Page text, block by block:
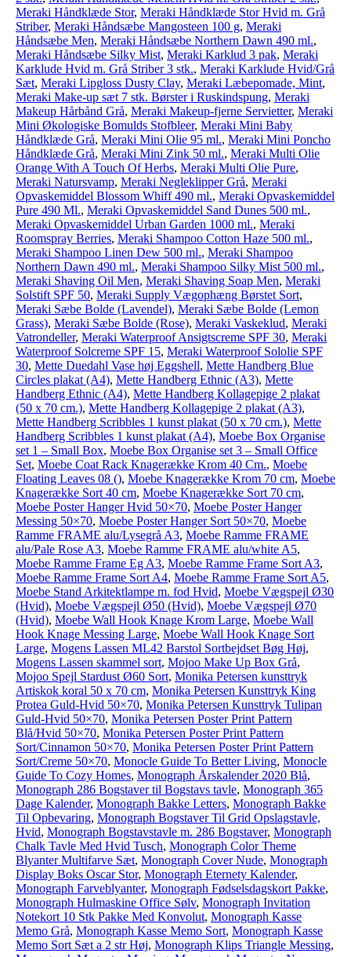
Meraki Håndklæde Stor, Meraki Håndklæde Stor Hvid m. Grå
Striber, Meraki Håndsæbe Mangosteen 100 g, Meraki
Håndsæbe Men, Meraki Håndsæbe Northern Dawn 490 ml.,
Meraki Håndsæbe Silky Mist, Meraki Karklud 3 pak, Meraki
Karklude Hvid m. Grå Striber 3 stk., Meraki Karklude Hvid/Grå
Sæt, Meraki Lipgloss Dusty Clay, Meraki Læbepomade, Mint,
Meraki Make-up sæt 7 stk. Børster i Ruskindspung, Meraki
Makeup Hårbånd Grå, Meraki Makeup-fjerne Servietter, Meraki
Mini Økologiske Bomulds Stofbleer, Meraki Mini Baby
Håndklæde Grå, Meraki Mini Olie 95 ml., Meraki Mini Poncho
Håndklæde Grå, Meraki Mini Zink 50 ml., Meraki Multi Olie
Orange With A Touch Of Herbs, Meraki Multi Olie Pure,
Meraki Natursvamp, Meraki Negleklipper Grå, Meraki
Opvaskemiddel Blossom Whiff 490 ml., Meraki Opvaskemiddel
Pure 490 Ml., Meraki Opvaskemiddel Sand Dunes 500 ml.,
Meraki Opvaskemiddel Urban Garden 1000 ml., Meraki
Roomspray Berries, Meraki Shampoo Cotton Haze 500 ml.,
Meraki Shampoo Linen Dew 500 ml., Meraki Shampoo
Northern Dawn 490 ml., Meraki Shampoo Silky Mist 500 ml.,
Meraki Shaving Oil Men, Meraki Shaving Soap Men, Meraki
Solstift SPF 50, Meraki Supply Vægophæng Børstet Sort,
Meraki Sæbe Bolde (Lavendel), Meraki Sæbe Bolde (Lemon
Grass), Meraki Sæbe Bolde (Rose), Meraki Vaskeklud, Meraki
Vatrondeller, Meraki Waterproof Ansigtscreme SPF 30, Meraki
Waterproof Solcreme SPF 15, Meraki Waterproof Sololie SPF
30, Mette Duedahl Vase høj Eggshell, Mette Handberg Blue
Circles plakat (A4), Mette Handberg Ethnic (A3), Mette
Handberg Ethnic (A4), Mette Handberg Kollagepige 2 plakat
(50 x 70 cm.), Mette Handberg Kollagepige 2 plakat (A3),
Mette Handberg Scribbles 1 kunst plakat (50 x 70 cm.), Mette
Handberg Scribbles 1 kunst plakat (A4), Moebe Box Organise
set 1 – Small Box, Moebe Box Organise set 3 – Small Office
Set, Moebe Coat Rack Knagerække Krom 40 Cm., Moebe
Floating Leaves 08 (), Moebe Knagerække Krom 70 cm, Moebe
Knagerække Sort 40 cm, Moebe Knagerække Sort 70 cm,
Moebe Poster Hanger Hvid 50×70, Moebe Poster Hanger
Messing 50×70, Moebe Poster Hanger Sort 50×70, Moebe
Ramme FRAME alu/Lysegrå A3, Moebe Ramme FRAME
alu/Pale Rose A3, Moebe Ramme FRAME alu/white A5,
Moebe Ramme Frame Eg A3, Moebe Ramme Frame Sort A3,
Moebe Ramme Frame Sort A4, Moebe Ramme Frame Sort A5,
Moebe Stand Arkitektlampe m. fod Hvid, Moebe Vægspejl Ø30
(Hvid), Moebe Vægspejl Ø50 (Hvid), Moebe Vægspejl Ø70
(Hvid), Moebe Wall Hook Knage Krom Large, Moebe Wall
Hook Knage Messing Large, Moebe Wall Hook Knage Sort
Large, Mogens Lassen ML42 Barstol Sortbejdset Bøg Høj,
Mogens Lassen skammel sort, Mojoo Make Up Box Grå,
Mojoo Spejl Stardust Ø60 Sort, Monika Petersen kunsttryk
Artiskok koral 50 x 70 cm, Monika Petersen Kunsttryk King
Protea Guld-Hvid 50×70, Monika Petersen Kunsttryk Tulipan
Guld-Hvid 50×70, Monika Petersen Poster Print Pattern
Blå/Hvid 50×70, Monika Petersen Poster Print Pattern
Sort/Cinnamon 50×70, Monika Petersen Poster Print Pattern
Sort/Creme 50×70, Monocle Guide To Better Living, Monocle
Guide To Cozy Homes, Monograph Årskalender 2020 Blå,
Monograph 286 Bogstaver til Bogstavs tavle, Monograph 365
Dage Kalender, Monograph Bakke Letters, Monograph Bakke
Til Opbevaring, Monograph Bogstaver Til Grid Opslagstavle,
Hvid, Monograph Bogstavstavle m. 286 Bogstaver, Monograph
Chalk Tavle Med Hvid Tusch, Monograph Color Theme
Blyanter Multifarve Sæt, Monograph Cover Nude, Monograph
Display Boks Oscar Stor, Monograph Eternety Kalender,
Monograph Farveblyanter, Monograph Fødselsdagskort Pakke,
Monograph Hulmaskine Office Sølv, Monograph Invitation
Notekort 10 Stk Pakke Med Konvolut, Monograph Kasse
Memo Grå, Monograph Kasse Memo Sort, Monograph Kasse
Memo Sort Sæt a 2 str Høj, Monograph Klips Triangle Messing,